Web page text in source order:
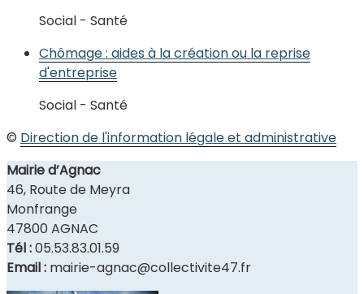
Social - Santé
Chômage : aides à la création ou la reprise
d'entreprise
Social - Santé
© Direction de l'information légale et administrative
Mairie d’Agnac
46, Route de Meyra
Monfrange
47800 AGNAC
Tél :05.53.83.01.59
Email : mairie-agnac@collectivite47.fr